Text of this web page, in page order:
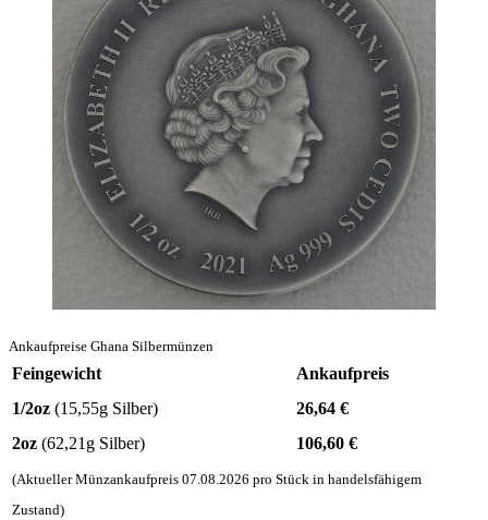
Ankaufpreise Ghana Silbermünzen
Feingewicht
Ankaufpreis
1/2oz (15,55g Silber) 26,64 €
2oz (62,21g Silber) 106,60 €
(Aktueller Münzankaufpreis 07.08.2026 pro Stück in handelsfähigem
Zustand)